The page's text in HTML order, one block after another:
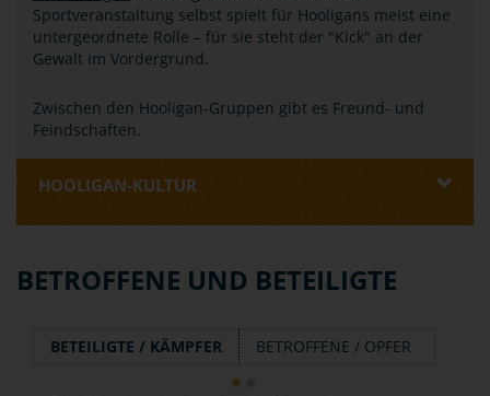
Sportveranstaltung selbst spielt für Hooligans meist eine
untergeordnete Rolle – für sie steht der "Kick" an der
Gewalt im Vordergrund.
Zwischen den Hooligan-Gruppen gibt es Freund- und
Feindschaften.
HOOLIGAN-KULTUR
BETROFFENE UND BETEILIGTE
BETEILIGTE / KÄMPFER BETROFFENE / OPFER